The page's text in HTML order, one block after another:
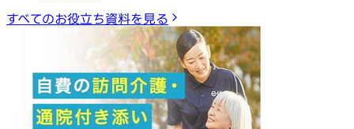
すべてのお役立ち資料を見る